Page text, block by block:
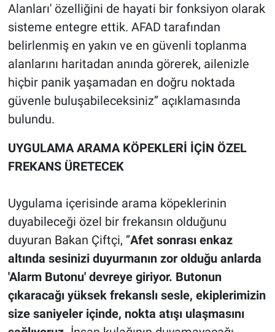
Alanları' özelliğini de hayati bir fonksiyon olarak
sisteme entegre ettik. AFAD tarafından
belirlenmiş en yakın ve en güvenli toplanma
alanlarını haritadan anında görerek, ailenizle
hiçbir panik yaşamadan en doğru noktada
güvenle buluşabileceksiniz’’ açıklamasında
bulundu.
UYGULAMA ARAMA KÖPEKLERİ İÇİN ÖZEL
FREKANS ÜRETECEK
Uygulama içerisinde arama köpeklerinin
duyabileceği özel bir frekansın olduğunu
duyuran Bakan Çiftçi, ‘’Afet sonrası enkaz
altında sesinizi duyurmanın zor olduğu anlarda
'Alarm Butonu' devreye giriyor. Butonun
çıkaracağı yüksek frekanslı sesle, ekiplerimizin
size saniyeler içinde, nokta atışı ulaşmasını